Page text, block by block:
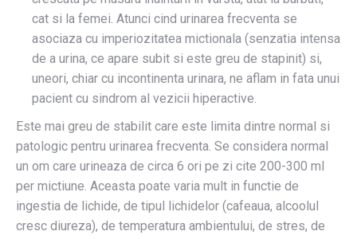
cat si la femei. Atunci cind urinarea frecventa se
asociaza cu imperiozitatea mictionala (senzatia intensa
de a urina, ce apare subit si este greu de stapinit) si,
uneori, chiar cu incontinenta urinara, ne aflam in fata unui
pacient cu sindrom al vezicii hiperactive.
Este mai greu de stabilit care este limita dintre normal si
patologic pentru urinarea frecventa. Se considera normal
un om care urineaza de circa 6 ori pe zi cite 200-300 ml
per mictiune. Aceasta poate varia mult in functie de
ingestia de lichide, de tipul lichidelor (cafeaua, alcoolul
cresc diureza), de temperatura ambientului, de stres, de